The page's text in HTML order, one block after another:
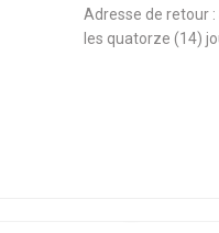
Adresse de retour
les quatorze (14)